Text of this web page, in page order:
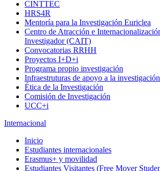
CINTTEC
HRS4R
Mentoría para la Investigación Euriclea
Centro de Atracción e
Investigador (CAIT)
Convocatorias RRHH
Proyectos I+D+i
Programa propio investigación
Infraestruturas de apoyo a la investigación
Ética de la Investigación
Comisión de Investigación
UCC+i
Internacional
Inicio
Estudiantes internacionales
Erasmus+ y movilidad
Estudiantes Visitantes (Free Mover